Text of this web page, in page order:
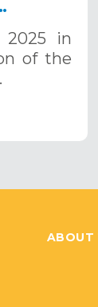
2025 in
of the
ABOUT